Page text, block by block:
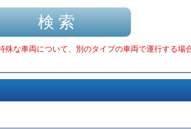
な車両について、別のタイプの車両で運行する場